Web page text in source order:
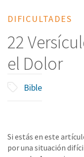
DIFICULTADES
22
el Dolor
Bible
Si estás en este
por una situación